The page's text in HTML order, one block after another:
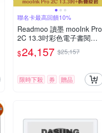
聯名卡最高回饋10%
Readmoo 讀墨 mooInk Pro
2C 13.3吋彩色電子書閱讀
器平板+折疊皮套 (組合)
$24,157 $25,157
限時下殺 券 贈品